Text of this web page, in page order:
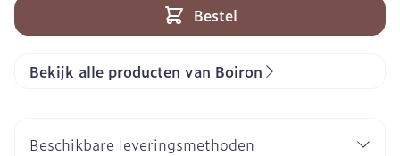
Bestel
Bekijk alle producten van Boiron
Beschikbare leveringsmethoden